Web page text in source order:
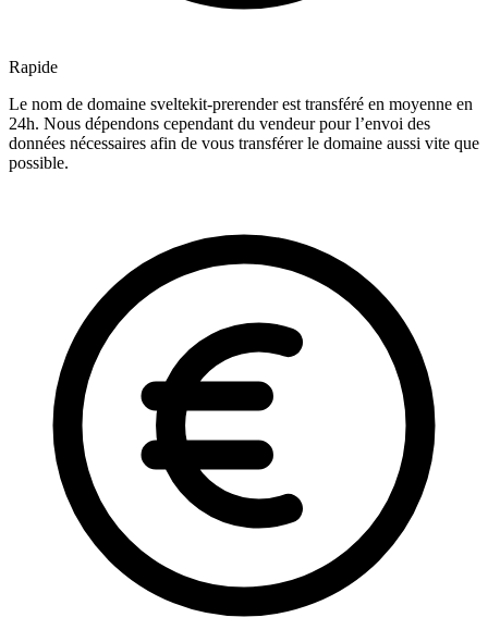
Rapide
Le nom de domaine sveltekit-prerender est transféré en moyenne en
24h. Nous dépendons cependant du vendeur pour l’envoi des
données nécessaires afin de vous transférer le domaine aussi vite que
possible.